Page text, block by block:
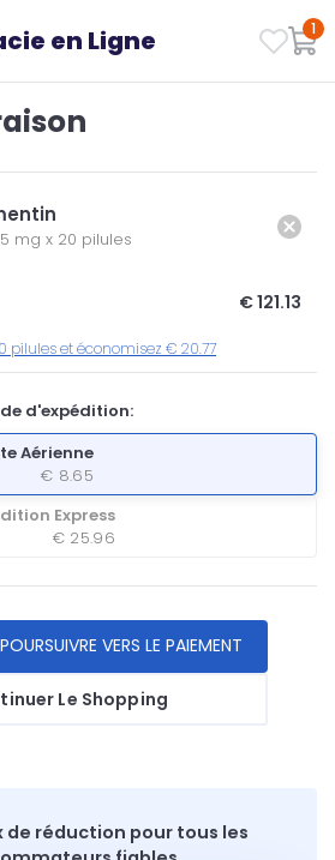
en Ligne 1
mg x 20 pilules
€ 121.13
pilules et économisez € 20.77
d'expédition:
Aérienne
€ 8.65
Express
€ 25.96
Le Shopping
de réduction pour tous les